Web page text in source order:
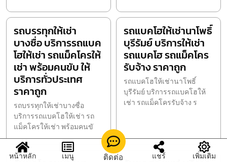
รถบรรทุกให้เช่า
บางซื่อ บริการรถแบค
โฮให้เช่า รถแม็คโครให้
เช่า พร้อมคนขับ ให้
บริการทั่วประเทศ
ราคาถูก
รถบรรทุกให้เช่าบางซื่อ
บริการรถแบคโฮให้เช่า รถ
แม็คโครให้เช่า พร้อมคนขั
รถแบคโฮให้เช่านาโพธิ์
บุรีรัมย์ บริการให้เช่า
รถแบคโฮ รถแม็คโคร
รับจ้าง ราคาถูก
รถแบคโฮให้เช่านาโพธิ์
บุรีรัมย์ บริการรถแบคโฮให้
เช่า รถแม็คโครรับจ้าง ร
หน้าหลัก เมนู ติดต่อ แชร์ เพิ่มเติม